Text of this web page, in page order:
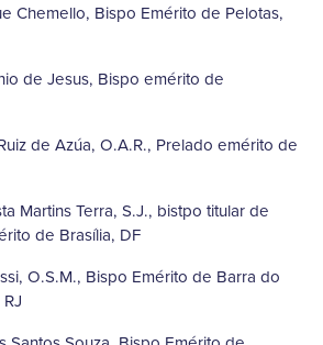
Chemello, Bispo Emérito de Pelotas,
de Jesus, Bispo emérito de
de Azúa, O.A.R., Prelado emérito de
Martins Terra, S.J., bistpo titular de
de Brasília, DF
O.S.M., Bispo Emérito de Barra do